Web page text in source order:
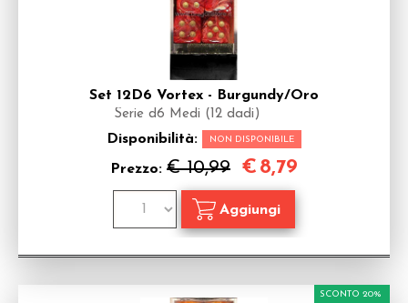
Set 12D6 Vortex - Burgundy/Oro
Serie d6 Medi (12 dadi)
Disponibilità: NON DISPONIBILE
Prezzo: € 10,99 € 8,79
SCONTO 20%